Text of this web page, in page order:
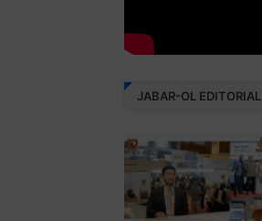
JABAR-OL EDITORIAL